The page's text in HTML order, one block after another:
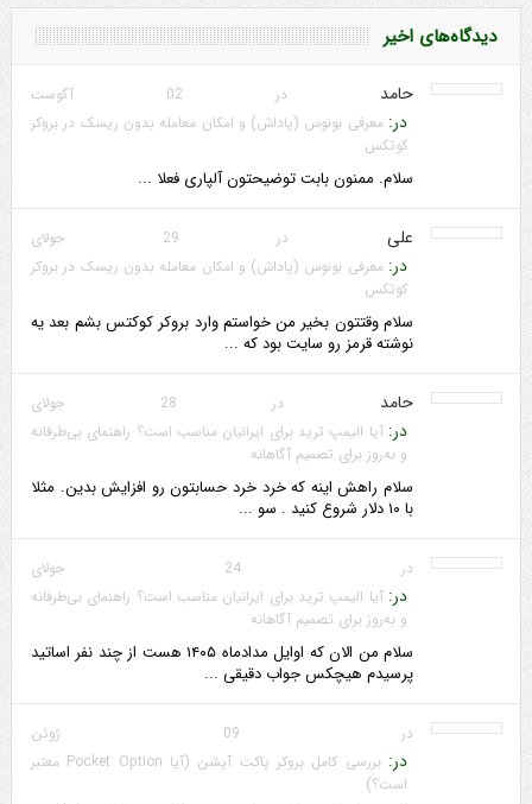
دیدگاه‌های اخیر
حامد در 02 آگوست
در:معرفی بونوس (پاداش) و امکان معامله بدون ریسک در بروکر
کوتکس
سلام. ممنون بابت توضیحتون آلپاری فعلا ...
علی در 29 جولای
در:معرفی بونوس (پاداش) و امکان معامله بدون ریسک در بروکر
کوتکس
سلام وقتتون بخیر من خواستم وارد بروکر کوکتس بشم بعد یه
نوشته قرمز رو سایت بود که ...
حامد در 28 جولای
در:آیا الیمپ ترید برای ایرانیان مناسب است؟ راهنمای بی‌طرفانه
و به‌روز برای تصمیم آگاهانه
سلام راهش اینه که خرد خرد حسابتون رو افزایش بدین. مثلا
با ۱۰ دلار شروع کنید . سو ...
در 24 جولای
در:آیا الیمپ ترید برای ایرانیان مناسب است؟ راهنمای بی‌طرفانه
و به‌روز برای تصمیم آگاهانه
سلام من الان که اوایل مدادماه ۱۴۰۵ هست از چند نفر اساتید
پرسیدم هیچکس جواب دقیقی ...
در 09 ژوئن
در:
بررسی کامل بروکر پاکت آپشن (آیا Pocket Option معتبر
است؟)